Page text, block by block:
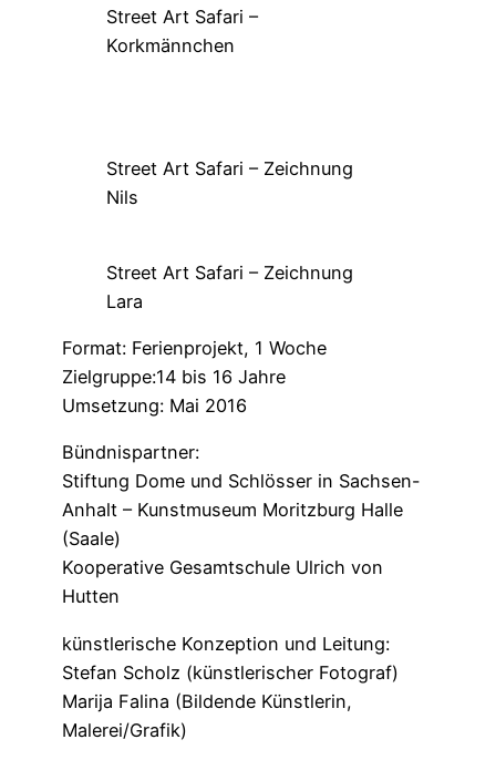
Street Art Safari –
Korkmännchen
Street Art Safari – Zeichnung
Nils
Street Art Safari – Zeichnung
Lara
Format: Ferienprojekt, 1 Woche
Zielgruppe:14 bis 16 Jahre
Umsetzung: Mai 2016
Bündnispartner:
Stiftung Dome und Schlösser in Sachsen-
Anhalt – Kunstmuseum Moritzburg Halle
(Saale)
Kooperative Gesamtschule Ulrich von
Hutten
künstlerische Konzeption und Leitung:
Stefan Scholz (künstlerischer Fotograf)
Marija Falina (Bildende Künstlerin,
Malerei/Grafik)